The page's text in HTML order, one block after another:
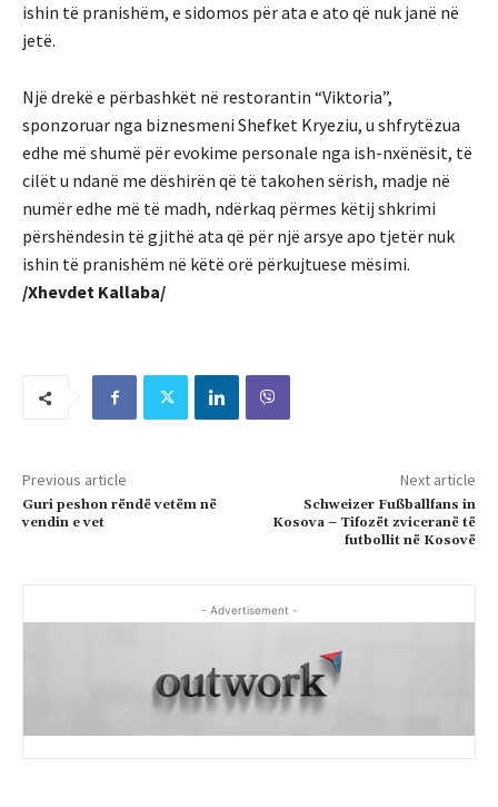
ishin të pranishëm, e sidomos për ata e ato që nuk janë në
jetë.
Një drekë e përbashkët në restorantin “Viktoria”,
sponzoruar nga biznesmeni Shefket Kryeziu, u shfrytëzua
edhe më shumë për evokime personale nga ish-nxënësit, të
cilët u ndanë me dëshirën që të takohen sërish, madje në
numër edhe më të madh, ndërkaq përmes këtij shkrimi
përshëndesin të gjithë ata që për një arsye apo tjetër nuk
ishin të pranishëm në këtë orë përkujtuese mësimi.
/Xhevdet Kallaba/
Previous article
Guri peshon rëndë vetëm në
vendin e vet
Next article
Schweizer Fußballfans in
Kosova – Tifozët zviceranë të
futbollit në Kosovë
- Advertisement -